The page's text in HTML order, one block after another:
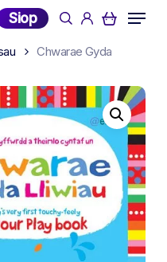
Siop searchaccount
Menu
Chwarae Gyda